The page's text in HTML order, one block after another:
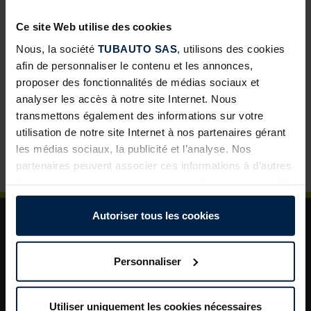
Ce site Web utilise des cookies
Nous, la société TUBAUTO SAS , utilisons des cookies
afin de personnaliser le contenu et les annonces,
proposer des fonctionnalités de médias sociaux et
analyser les accès à notre site Internet. Nous
transmettons également des informations sur votre
utilisation de notre site Internet à nos partenaires gérant
les médias sociaux, la publicité et l’analyse. Nos
partenaires peuvent associer ces informations à d’autres
ont collectées dans le cadre de votre utilisation des
Légalement, nous pouvons stocker des cookies sur votre
fonctionnement de ce site. Pour tous les autres types de
cookies, nous avons besoin de votre autorisation. Vous
Autoriser tous les cookies
Personnaliser
Utiliser uniquement les cookies nécessaires
Abris de jardin avec toit lounge : une solution à forte
valeur ajoutée pour vos clients
Porte de garage sectionnelle : un incontournable pour
développer vos ventes
La porte de garage : un levier de valorisation pour vos
projets clients
Plus de sécurité dans le jardin : un aménagement
astucieux pour plus d’ordre et de rangement
A propos de TUBAUTO